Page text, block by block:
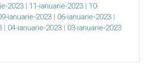
2023 | 11-ianuarie-2023 | 10-
ianuarie-2023 | 06-ianuarie-2023 |
| 04-ianuarie-2023 | 03-ianuarie-2023